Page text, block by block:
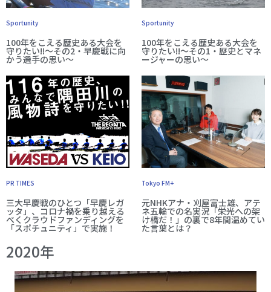
Sportunity
100年をこえる歴史ある大会を
守りたい!!〜その2・早慶戦に向
かう選手の思い〜
Sportunity
100年をこえる歴史ある大会を
守りたい!!〜その1・歴史とマネ
ージャーの思い〜
PR TIMES
三大早慶戦のひとつ「早慶レガ
ッタ」、コロナ禍を乗り越える
べくクラウドファンディングを
「スポチュニティ」で実施！
Tokyo FM+
元NHKアナ・刈屋富士雄、アテ
ネ五輪での名実況「栄光への架
け橋だ！」の裏で8年間温めてい
た言葉とは？
2020年